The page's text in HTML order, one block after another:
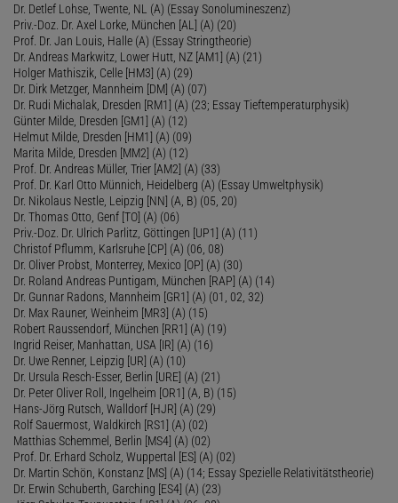
Dr. Detlef Lohse, Twente, NL (A) (Essay Sonolumineszenz)
Priv.-Doz. Dr. Axel Lorke, München [AL] (A) (20)
Prof. Dr. Jan Louis, Halle (A) (Essay Stringtheorie)
Dr. Andreas Markwitz, Lower Hutt, NZ [AM1] (A) (21)
Holger Mathiszik, Celle [HM3] (A) (29)
Dr. Dirk Metzger, Mannheim [DM] (A) (07)
Dr. Rudi Michalak, Dresden [RM1] (A) (23; Essay Tieftemperaturphysik)
Günter Milde, Dresden [GM1] (A) (12)
Helmut Milde, Dresden [HM1] (A) (09)
Marita Milde, Dresden [MM2] (A) (12)
Prof. Dr. Andreas Müller, Trier [AM2] (A) (33)
Prof. Dr. Karl Otto Münnich, Heidelberg (A) (Essay Umweltphysik)
Dr. Nikolaus Nestle, Leipzig [NN] (A, B) (05, 20)
Dr. Thomas Otto, Genf [TO] (A) (06)
Priv.-Doz. Dr. Ulrich Parlitz, Göttingen [UP1] (A) (11)
Christof Pflumm, Karlsruhe [CP] (A) (06, 08)
Dr. Oliver Probst, Monterrey, Mexico [OP] (A) (30)
Dr. Roland Andreas Puntigam, München [RAP] (A) (14)
Dr. Gunnar Radons, Mannheim [GR1] (A) (01, 02, 32)
Dr. Max Rauner, Weinheim [MR3] (A) (15)
Robert Raussendorf, München [RR1] (A) (19)
Ingrid Reiser, Manhattan, USA [IR] (A) (16)
Dr. Uwe Renner, Leipzig [UR] (A) (10)
Dr. Ursula Resch-Esser, Berlin [URE] (A) (21)
Dr. Peter Oliver Roll, Ingelheim [OR1] (A, B) (15)
Hans-Jörg Rutsch, Walldorf [HJR] (A) (29)
Rolf Sauermost, Waldkirch [RS1] (A) (02)
Matthias Schemmel, Berlin [MS4] (A) (02)
Prof. Dr. Erhard Scholz, Wuppertal [ES] (A) (02)
Dr. Martin Schön, Konstanz [MS] (A) (14; Essay Spezielle Relativitätstheorie)
Dr. Erwin Schuberth, Garching [ES4] (A) (23)